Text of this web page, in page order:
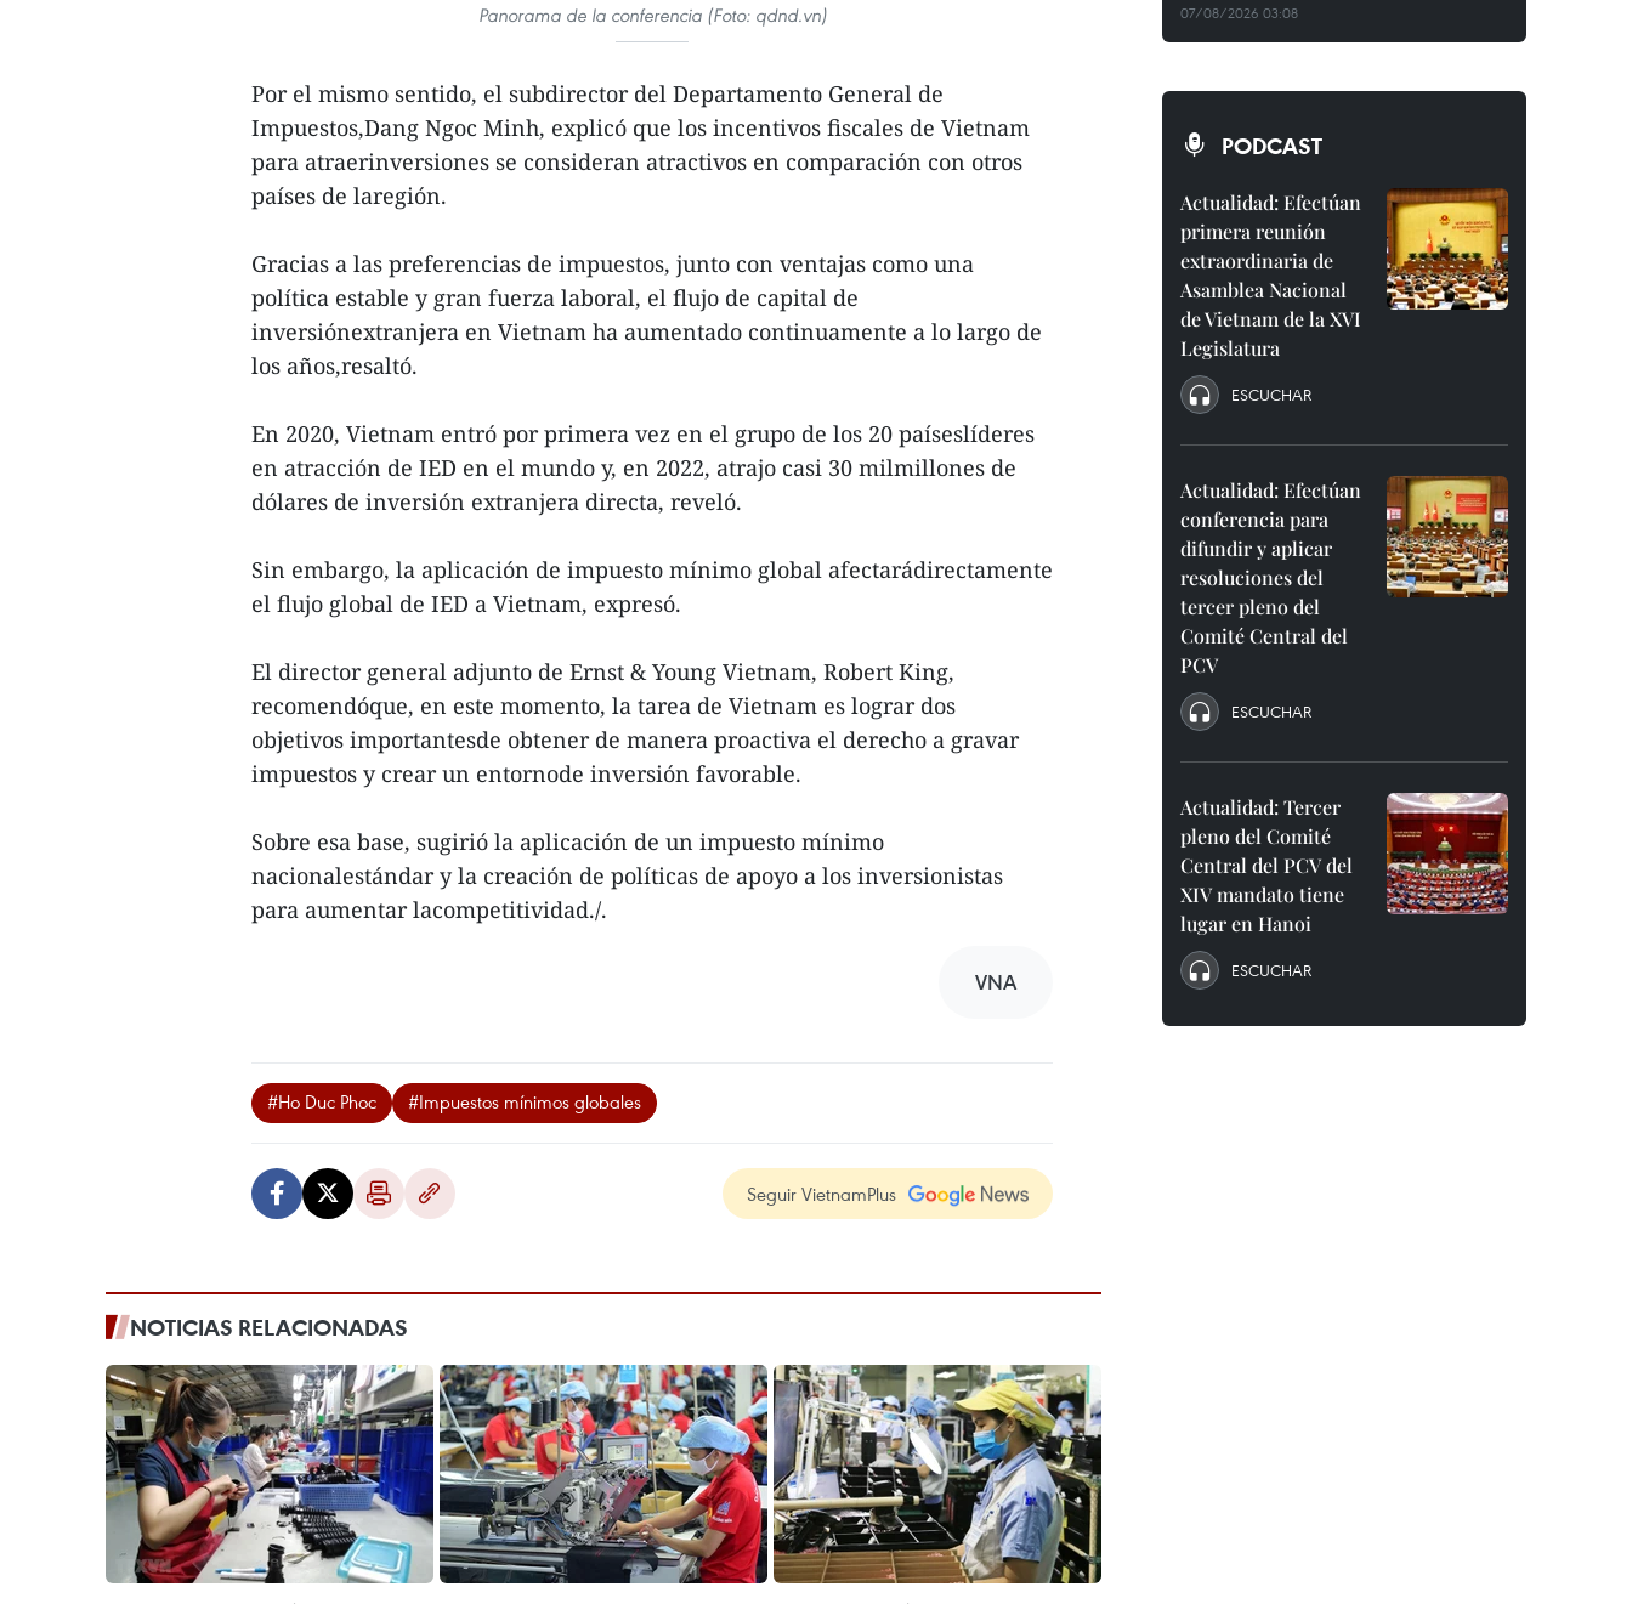
Panorama de la conferencia (Foto: qdnd.vn)
Por el mismo sentido, el subdirector del Departamento General de
Impuestos,Dang Ngoc Minh, explicó que los incentivos fiscales de Vietnam
para atraerinversiones se consideran atractivos en comparación con otros
países de laregión.
Gracias a las preferencias de impuestos, junto con ventajas como una
política estable y gran fuerza laboral, el flujo de capital de
inversiónextranjera en Vietnam ha aumentado continuamente a lo largo de
los años,resaltó.
En 2020, Vietnam entró por primera vez en el grupo de los 20 paíseslíderes
en atracción de IED en el mundo y, en 2022, atrajo casi 30 milmillones de
dólares de inversión extranjera directa, reveló.
Sin embargo, la aplicación de impuesto mínimo global afectarádirectamente
el flujo global de IED a Vietnam, expresó.
El director general adjunto de Ernst & Young Vietnam, Robert King,
recomendóque, en este momento, la tarea de Vietnam es lograr dos
objetivos importantesde obtener de manera proactiva el derecho a gravar
impuestos y crear un entornode inversión favorable.
Sobre esa base, sugirió la aplicación de un impuesto mínimo
nacionalestándar y la creación de políticas de apoyo a los inversionistas
para aumentar lacompetitividad./.
VNA
#Ho Duc Phoc #Impuestos mínimos globales
Seguir VietnamPlus
NOTICIAS RELACIONADAS
07/08/2026 03:08
PODCAST
Actualidad: Efectúan
primera reunión
extraordinaria de
Asamblea Nacional
de Vietnam de la XVI
Legislatura
ESCUCHAR
Actualidad: Efectúan
conferencia para
difundir y aplicar
resoluciones del
tercer pleno del
Comité Central del
PCV
ESCUCHAR
Actualidad: Tercer
pleno del Comité
Central del PCV del
XIV mandato tiene
lugar en Hanoi
ESCUCHAR